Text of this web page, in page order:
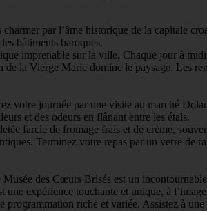
par l’âme historique de la capitale
bâtiments baroques.
imprenable sur la ville. Chaque jour à
la Vierge Marie domine le paysage. Les
votre journée par une visite au marché
et des odeurs en flânant entre les étals.
farcie de fromage frais et de crème,
Terminez votre repas par un verre
des Cœurs Brisés est un
une expérience touchante et unique, à
programmation riche et variée. Assistez à